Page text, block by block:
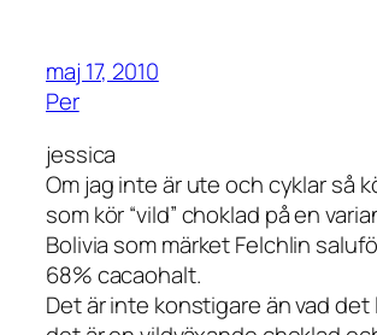
maj 17, 2010
Per
jessica
Om jag inte är ute och cyklar så
som kör “vild” choklad på en
Bolivia som märket Felchlin
68% cacaohalt.
Det är inte konstigare än vad